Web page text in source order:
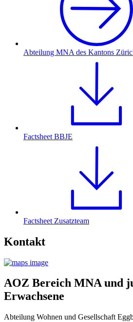
Abteilung MNA des Kantons
Factsheet BBJE
Factsheet Zusatzteam
Kontakt
AOZ Bereich MNA und
Erwachsene
Abteilung Wohnen und Gesellschaft